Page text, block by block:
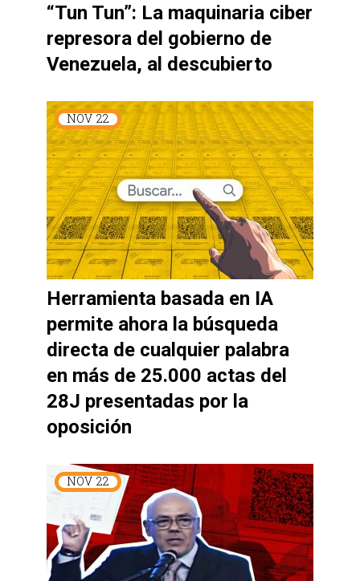
“Tun Tun”: La maquinaria ciber
represora del gobierno de
Venezuela, al descubierto
NOV 22
Herramienta basada en IA
permite ahora la búsqueda
directa de cualquier palabra
en más de 25.000 actas del
28J presentadas por la
oposición
NOV 22